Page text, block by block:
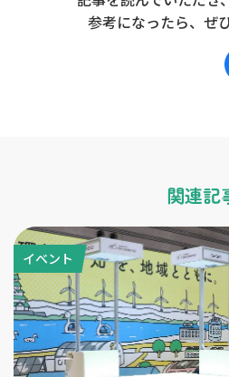
参考になったら、ぜ
関連記
イベント